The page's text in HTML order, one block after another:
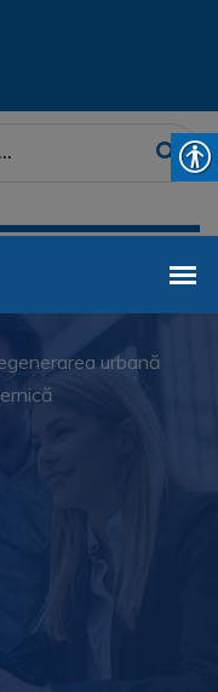
urbană